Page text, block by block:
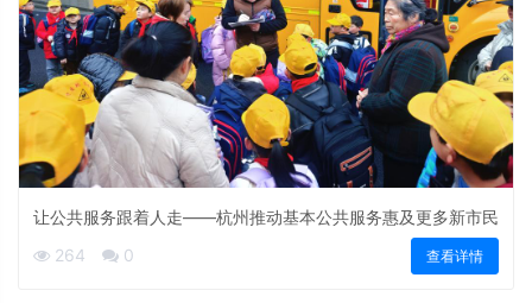
让公共服务跟着人走——杭州推动基本公共服务惠及更多新市民
264
0 查看详情